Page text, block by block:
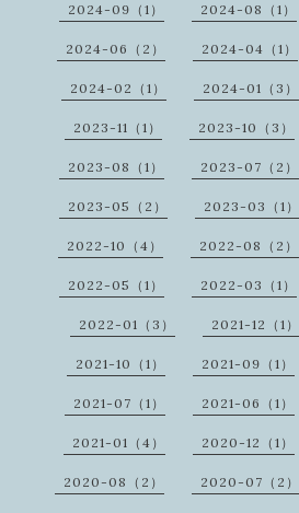
2024-09（1） 2024-08（1）
2024-06（2） 2024-04（1）
2024-02（1） 2024-01（3）
2023-11（1） 2023-10（3）
2023-08（1） 2023-07（2）
2023-05（2） 2023-03（1）
2022-10（4） 2022-08（2）
2022-05（1） 2022-03（1）
2022-01（3） 2021-12（1）
2021-10（1） 2021-09（1）
2021-07（1） 2021-06（1）
2021-01（4） 2020-12（1）
2020-08（2） 2020-07（2）